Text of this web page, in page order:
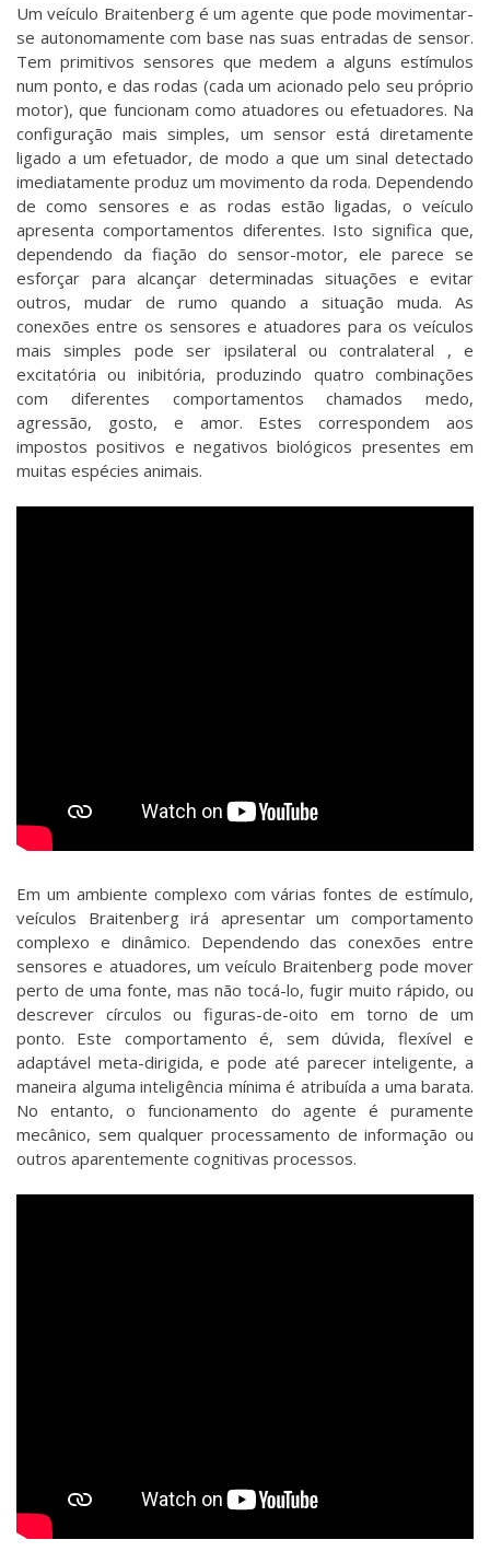
Um veículo Braitenberg é um agente que pode movimentar-
se autonomamente com base nas suas entradas de sensor.
Tem primitivos sensores que medem a alguns estímulos
num ponto, e das rodas (cada um acionado pelo seu próprio
motor), que funcionam como atuadores ou efetuadores. Na
configuração mais simples, um sensor está diretamente
ligado a um efetuador, de modo a que um sinal detectado
imediatamente produz um movimento da roda. Dependendo
de como sensores e as rodas estão ligadas, o veículo
apresenta comportamentos diferentes. Isto significa que,
dependendo da fiação do sensor-motor, ele parece se
esforçar para alcançar determinadas situações e evitar
outros, mudar de rumo quando a situação muda. As
conexões entre os sensores e atuadores para os veículos
mais simples pode ser ipsilateral ou contralateral , e
excitatória ou inibitória, produzindo quatro combinações
com diferentes comportamentos chamados medo,
agressão, gosto, e amor. Estes correspondem aos
impostos positivos e negativos biológicos presentes em
muitas espécies animais.
Em um ambiente complexo com várias fontes de estímulo,
veículos Braitenberg irá apresentar um comportamento
complexo e dinâmico. Dependendo das conexões entre
sensores e atuadores, um veículo Braitenberg pode mover
perto de uma fonte, mas não tocá-lo, fugir muito rápido, ou
descrever círculos ou figuras-de-oito em torno de um
ponto. Este comportamento é, sem dúvida, flexível e
adaptável meta-dirigida, e pode até parecer inteligente, a
maneira alguma inteligência mínima é atribuída a uma barata.
No entanto, o funcionamento do agente é puramente
mecânico, sem qualquer processamento de informação ou
outros aparentemente cognitivas processos.